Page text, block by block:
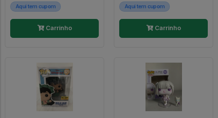
Aqui tem cupom
Carrinho
Aqui tem cupom
Carrinho